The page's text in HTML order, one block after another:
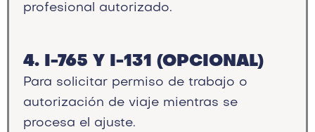
profesional autorizado.
4. I-765 Y I-131 (OPCIONAL)
Para solicitar permiso de trabajo o
autorización de viaje mientras se
procesa el ajuste.